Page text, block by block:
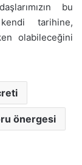
bu
tarihine,
olabileceğini
önergesi